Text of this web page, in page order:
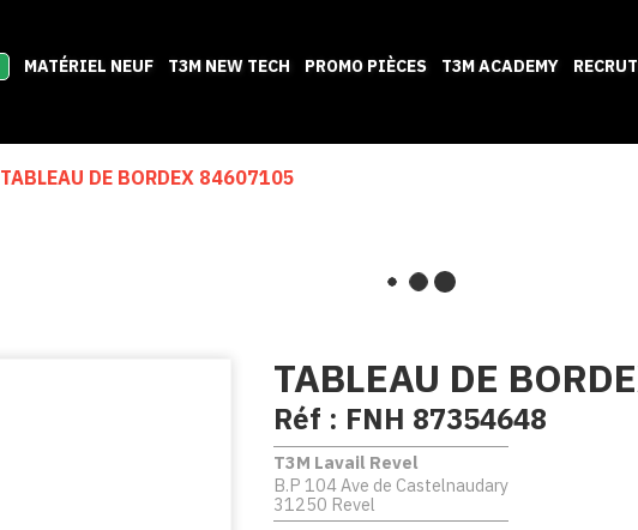
MATÉRIEL NEUF T3M NEW TECH PROMO PIÈCES T3M ACADEMY
TABLEAU DE BORDEX 84607105
TABLEAU DE
Réf : FNH 87354648
T3M Lavail Revel
B.P 104 Ave de Castelnaudary
31250 Revel